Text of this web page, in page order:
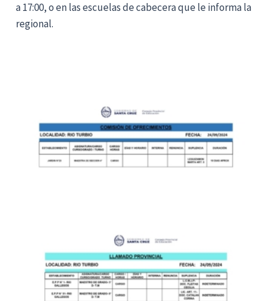
a 17:00, o en las escuelas de cabecera que le informa la
regional.